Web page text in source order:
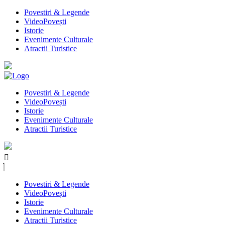
Povestiri & Legende
VideoPovești
Istorie
Evenimente Culturale
Atractii Turistice
Povestiri & Legende
VideoPovești
Istorie
Evenimente Culturale
Atractii Turistice
Povestiri & Legende
VideoPovești
Istorie
Evenimente Culturale
Atractii Turistice